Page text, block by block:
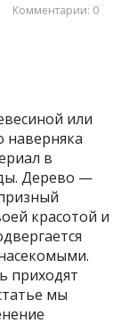
Комментарии: 0
или
наверняка
в
Дерево —
красотой и
приходят
мы